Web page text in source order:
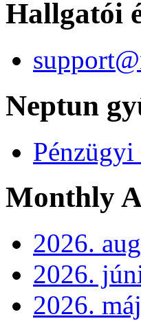
Hallgatói
Neptun
Monthly
2026.
2026.
2026.